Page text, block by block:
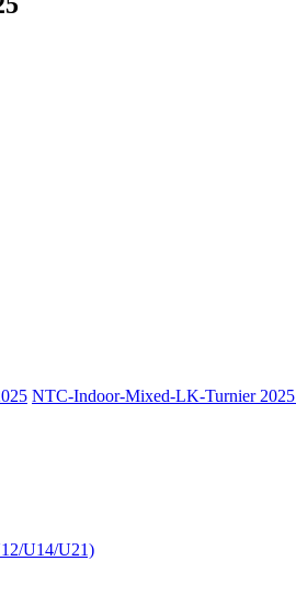
NTC-Indoor-Mixed-LK-Turnier 2025
U14/U21)